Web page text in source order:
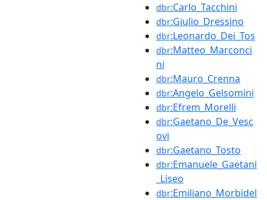
dbr:Carlo_Tacchini
dbr:Giulio_Dressino
dbr:Leonardo_Dei_Tos
dbr:Matteo_Marconci
ni
dbr:Mauro_Crenna
dbr:Angelo_Gelsomini
dbr:Efrem_Morelli
dbr:Gaetano_De_Vesc
ovi
dbr:Gaetano_Tosto
dbr:Emanuele_Gaetani
_Liseo
dbr:Emiliano_Morbidel